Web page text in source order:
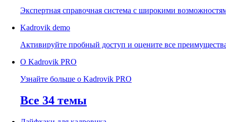
Экспертная справочная система с широкими
Kadrovik demo
Активируйте пробный доступ и оцените все
О Kadrovik PRO
Узнайте больше о Kadrovik PRO
Все 34 темы